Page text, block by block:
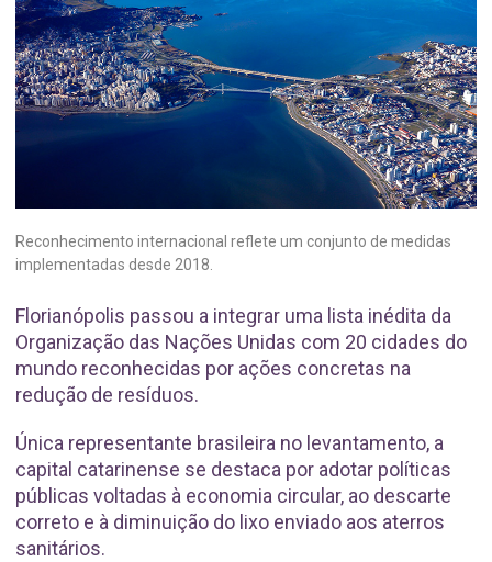
Reconhecimento internacional reflete um conjunto de medidas
implementadas desde 2018.
Florianópolis passou a integrar uma lista inédita da
Organização das Nações Unidas com 20 cidades do
mundo reconhecidas por ações concretas na
redução de resíduos.
Única representante brasileira no levantamento, a
capital catarinense se destaca por adotar políticas
públicas voltadas à economia circular, ao descarte
correto e à diminuição do lixo enviado aos aterros
sanitários.